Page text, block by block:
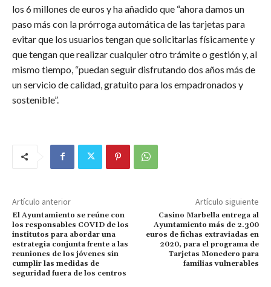
los 6 millones de euros y ha añadido que “ahora damos un
paso más con la prórroga automática de las tarjetas para
evitar que los usuarios tengan que solicitarlas físicamente y
que tengan que realizar cualquier otro trámite o gestión y, al
mismo tiempo, “puedan seguir disfrutando dos años más de
un servicio de calidad, gratuito para los empadronados y
sostenible”.
Artículo anterior
El Ayuntamiento se reúne con
los responsables COVID de los
institutos para abordar una
estrategia conjunta frente a las
reuniones de los jóvenes sin
cumplir las medidas de
seguridad fuera de los centros
Artículo siguiente
Casino Marbella entrega al
Ayuntamiento más de 2.300
euros de fichas extraviadas en
2020, para el programa de
Tarjetas Monedero para
familias vulnerables